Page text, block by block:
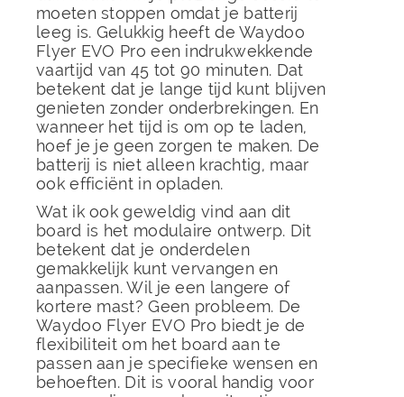
moeten stoppen omdat je batterij
leeg is. Gelukkig heeft de Waydoo
Flyer EVO Pro een indrukwekkende
vaartijd van 45 tot 90 minuten. Dat
betekent dat je lange tijd kunt blijven
genieten zonder onderbrekingen. En
wanneer het tijd is om op te laden,
hoef je je geen zorgen te maken. De
batterij is niet alleen krachtig, maar
ook efficiënt in opladen.
Wat ik ook geweldig vind aan dit
board is het modulaire ontwerp. Dit
betekent dat je onderdelen
gemakkelijk kunt vervangen en
aanpassen. Wil je een langere of
kortere mast? Geen probleem. De
Waydoo Flyer EVO Pro biedt je de
flexibiliteit om het board aan te
passen aan je specifieke wensen en
behoeften. Dit is vooral handig voor